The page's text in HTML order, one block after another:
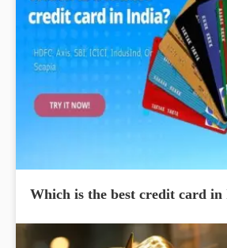
Which is the best credit card